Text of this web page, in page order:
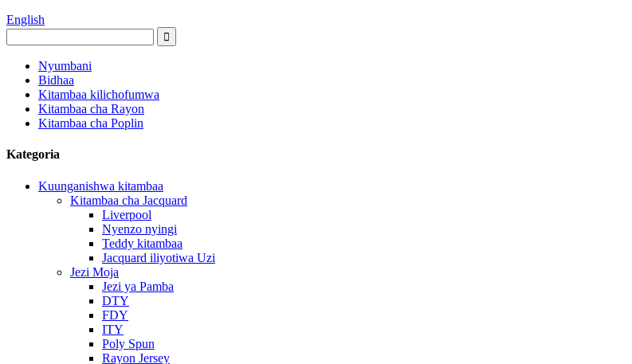
English
Nyumbani
Bidhaa
Kitambaa kilichofumwa
Kitambaa cha Rayon
Kitambaa cha Poplin
Kategoria
Kuunganishwa kitambaa
Kitambaa cha Jacquard
Liverpool
Nyenzo nyingi
Teddy kitambaa
Jacquard iliyotiwa Uzi
Jezi Moja
Jezi ya Pamba
DTY
FDY
ITY
Poly Spun
Rayon Jersey